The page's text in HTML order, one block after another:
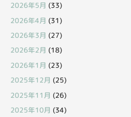
2026年5月 (33)
2026年4月 (31)
2026年3月 (27)
2026年2月 (18)
2026年1月 (23)
2025年12月 (25)
2025年11月 (26)
2025年10月 (34)